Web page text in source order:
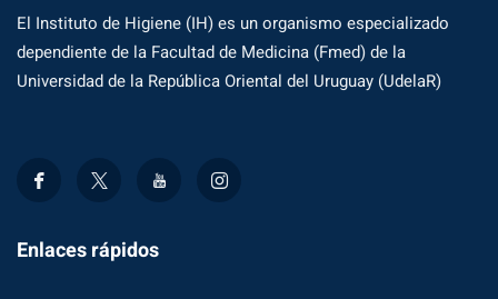
El Instituto de Higiene (IH) es un organismo especializado
dependiente de la Facultad de Medicina (Fmed) de la
Universidad de la República Oriental del Uruguay (UdelaR)
Enlaces rápidos